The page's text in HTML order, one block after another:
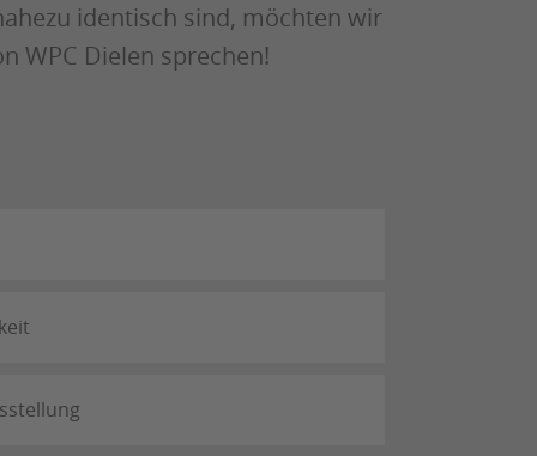
identisch sind, möchten wir
WPC Dielen sprechen!